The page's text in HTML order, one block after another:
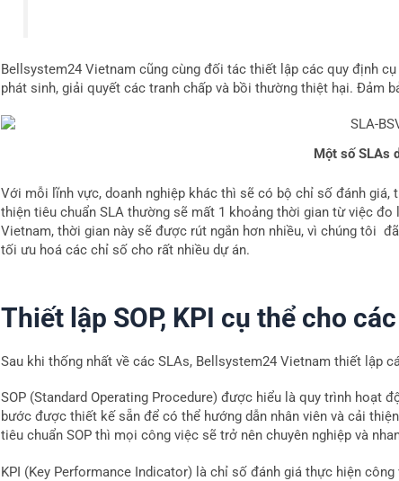
Bellsystem24 Vietnam cũng cùng đối tác thiết lập các quy định
phát sinh, giải quyết các tranh chấp và bồi thường thiệt hại. Đảm
Một số SLAs
Với mỗi lĩnh vực, doanh nghiệp khác thì sẽ có bộ chỉ số đánh giá,
thiện tiêu chuẩn SLA thường sẽ mất 1 khoảng thời gian từ việc
Vietnam, thời gian này sẽ được rút ngắn hơn nhiều, vì chúng tôi
tối ưu hoá các chỉ số cho rất nhiều dự án.
Thiết lập SOP, KPI cụ thể cho
Sau khi thống nhất về các SLAs, Bellsystem24 Vietnam thiết lập
SOP (Standard Operating Procedure) được hiểu là quy trình hoạt
bước được thiết kế sẵn để có thể hướng dẫn nhân viên và cải
tiêu chuẩn SOP thì mọi công việc sẽ trở nên chuyên nghiệp và
KPI (Key Performance Indicator) là chỉ số đánh giá thực hiện